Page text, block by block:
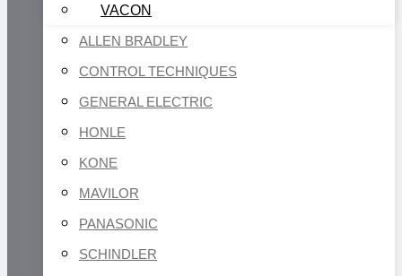
VACON
ALLEN BRADLEY
CONTROL TECHNIQUES
GENERAL ELECTRIC
HONLE
KONE
MAVILOR
PANASONIC
SCHINDLER